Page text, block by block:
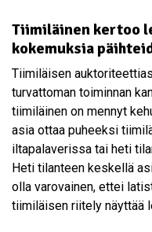
Tiimiläinen kertoo
kokemuksia
Tiimiläisen
turvattoman toiminnan
tiimiläinen on mennyt
asia ottaa puheeksi
iltapalaverissa tai heti
Heti tilanteen keskellä
olla varovainen, ettei
tiimiläisen riitely näyttää